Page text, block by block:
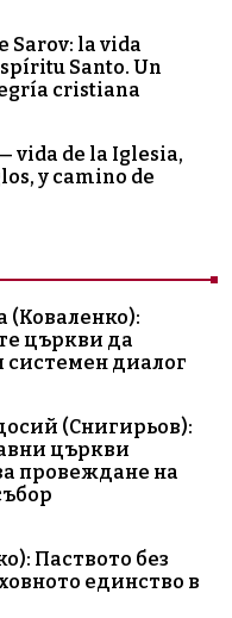
Sarov: la vida
Santo. Un
cristiana
vida de la Iglesia,
y camino de
(Коваленко):
църкви да
системен диалог
(Снигирьов):
църкви
провеждане на
Паството без
единство в